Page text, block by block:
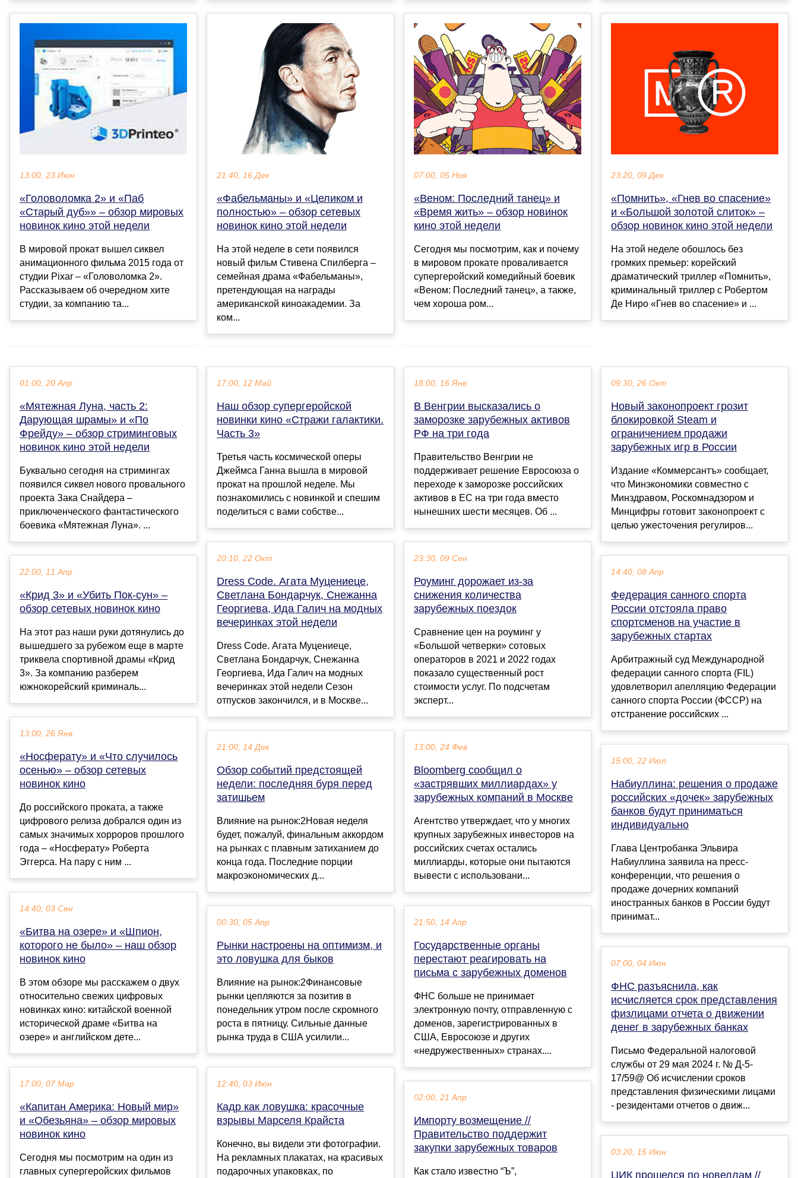
13:00, 23 Июн
«Головоломка 2» и «Паб
«Старый дуб»» – обзор мировых
новинок кино этой недели
В мировой прокат вышел сиквел
анимационного фильма 2015 года от
студии Pixar – «Головоломка 2».
Рассказываем об очередном хите
студии, за компанию та...
21:40, 16 Дек
«Фабельманы» и «Целиком и
полностью» – обзор сетевых
новинок кино этой недели
На этой неделе в сети появился
новый фильм Стивена Спилберга –
семейная драма «Фабельманы»,
претендующая на награды
американской киноакадемии. За
ком...
07:00, 05 Ноя
«Веном: Последний танец» и
«Время жить» – обзор новинок
кино этой недели
Сегодня мы посмотрим, как и почему
в мировом прокате проваливается
супергеройский комедийный боевик
«Веном: Последний танец», а также,
чем хороша ром...
23:20, 09 Дек
«Помнить», «Гнев во спасение»
и «Большой золотой слиток» –
обзор новинок кино этой недели
На этой неделе обошлось без
громких премьер: корейский
драматический триллер «Помнить»,
криминальный триллер с Робертом
Де Ниро «Гнев во спасение» и ...
01:00, 20 Апр
«Мятежная Луна, часть 2:
Дарующая шрамы» и «По
Фрейду» – обзор стриминговых
новинок кино этой недели
Буквально сегодня на стримингах
появился сиквел нового провального
проекта Зака Снайдера –
приключенческого фантастического
боевика «Мятежная Луна». ...
22:00, 11 Апр
«Крид 3» и «Убить Пок-сун» –
обзор сетевых новинок кино
На этот раз наши руки дотянулись до
вышедшего за рубежом еще в марте
триквела спортивной драмы «Крид
3». За компанию разберем
южнокорейский криминаль...
13:00, 26 Янв
«Носферату» и «Что случилось
осенью» – обзор сетевых
новинок кино
До российского проката, а также
цифрового релиза добрался один из
самых значимых хорроров прошлого
года – «Носферату» Роберта
Эггерса. На пару с ним ...
14:40, 03 Сен
«Битва на озере» и «Шпион,
которого не было» – наш обзор
новинок кино
В этом обзоре мы расскажем о двух
относительно свежих цифровых
новинках кино: китайской военной
исторической драме «Битва на
озере» и английском дете...
17:00, 07 Мар
«Капитан Америка: Новый мир»
и «Обезьяна» – обзор мировых
новинок кино
Сегодня мы посмотрим на один из
главных супергеройских фильмов
17:00, 12 Май
Наш обзор супергеройской
новинки кино «Стражи галактики.
Часть 3»
Третья часть космической оперы
Джеймса Ганна вышла в мировой
прокат на прошлой неделе. Мы
познакомились с новинкой и спешим
поделиться с вами собстве...
20:10, 22 Окт
Dress Code. Агата Муцениеце,
Светлана Бондарчук, Снежанна
Георгиева, Ида Галич на модных
вечеринках этой недели
Dress Code. Агата Муцениеце,
Светлана Бондарчук, Снежанна
Георгиева, Ида Галич на модных
вечеринках этой недели Сезон
отпусков закончился, и в Москве...
21:00, 14 Дек
Обзор событий предстоящей
недели: последняя буря перед
затишьем
Влияние на рынок:2Новая неделя
будет, пожалуй, финальным аккордом
на рынках с плавным затиханием до
конца года. Последние порции
макроэкономических д...
00:30, 05 Апр
Рынки настроены на оптимизм, и
это ловушка для быков
Влияние на рынок:2Финансовые
рынки цепляются за позитив в
понедельник утром после скромного
роста в пятницу. Сильные данные
рынка труда в США усилили...
12:40, 03 Июн
Кадр как ловушка: красочные
взрывы Марселя Крайста
Конечно, вы видели эти фотографии.
На рекламных плакатах, на красивых
подарочных упаковках, по
18:00, 16 Янв
В Венгрии высказались о
заморозке зарубежных активов
РФ на три года
Правительство Венгрии не
поддерживает решение Евросоюза о
переходе к заморозке российских
активов в ЕС на три года вместо
нынешних шести месяцев. Об ...
23:30, 09 Сен
Роуминг дорожает из-за
снижения количества
зарубежных поездок
Сравнение цен на роуминг у
«Большой четверки» сотовых
операторов в 2021 и 2022 годах
показало существенный рост
стоимости услуг. По подсчетам
эксперт...
13:00, 24 Фев
Bloomberg сообщил о
«застрявших миллиардах» у
зарубежных компаний в Москве
Агентство утверждает, что у многих
крупных зарубежных инвесторов на
российских счетах остались
миллиарды, которые они пытаются
вывести с использовани...
21:50, 14 Апр
Государственные органы
перестают реагировать на
письма с зарубежных доменов
ФНС больше не принимает
электронную почту, отправленную с
доменов, зарегистрированных в
США, Евросоюзе и других
«недружественных» странах....
02:00, 21 Апр
Импорту возмещение //
Правительство поддержит
закупки зарубежных товаров
Как стало известно “Ъ”,
09:30, 26 Окт
Новый законопроект грозит
блокировкой Steam и
ограничением продажи
зарубежных игр в России
Издание «Коммерсантъ» сообщает,
что Минэкономики совместно с
Минздравом, Роскомнадзором и
Минцифры готовит законопроект с
целью ужесточения регулиров...
14:40, 08 Апр
Федерация санного спорта
России отстояла право
спортсменов на участие в
зарубежных стартах
Арбитражный суд Международной
федерации санного спорта (FIL)
удовлетворил апелляцию Федерации
санного спорта России (ФССР) на
отстранение российских ...
15:00, 22 Июл
Набиуллина: решения о продаже
российских «дочек» зарубежных
банков будут приниматься
индивидуально
Глава Центробанка Эльвира
Набиуллина заявила на пресс-
конференции, что решения о
продаже дочерних компаний
иностранных банков в России будут
принимат...
07:00, 04 Июн
ФНС разъяснила, как
исчисляется срок представления
физлицами отчета о движении
денег в зарубежных банках
Письмо Федеральной налоговой
службы от 29 мая 2024 г. № Д-5-
17/59@ Об исчислении сроков
представления физическими лицами
- резидентами отчетов о движ...
03:20, 15 Июн
ЦИК прошелся по новеллам //